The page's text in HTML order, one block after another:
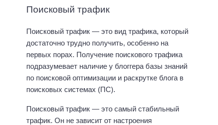
Поисковый трафик
Поисковый трафик — это вид трафика, который
достаточно трудно получить, особенно на
первых порах. Получение поискового трафика
подразумевает наличие у блоггера базы знаний
по поисковой оптимизации и раскрутке блога в
поисковых системах (ПС).
Поисковый трафик — это самый стабильный
трафик. Он не зависит от настроения